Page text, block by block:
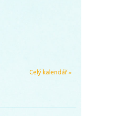
Celý kalendář »